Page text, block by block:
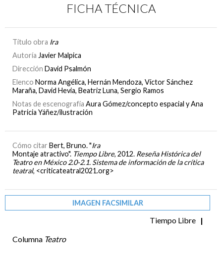
FICHA TÉCNICA
Título obra Ira
Autoría Javier Malpica
Dirección David Psalmón
Elenco Norma Angélica, Hernán Mendoza, Víctor Sánchez
Maraña, David Hevia, Beatriz Luna, Sergio Ramos
Notas de escenografía Aura Gómez/concepto espacial y Ana
Patricia Yáñez/ilustración
Cómo citar Bert, Bruno. "Ira
Montaje atractivo". Tiempo Libre, 2012. Reseña Histórica del
Teatro en México 2.0-2.1. Sistema de información de la crítica
teatral, <criticateatral2021.org>
IMAGEN FACSIMILAR
Tiempo Libre |
Columna Teatro